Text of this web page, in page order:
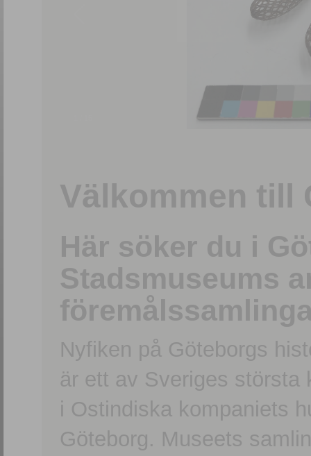
Välkommen till
Här söker du i
Stadsmuseums
Nyfiken på Göteborgs
är ett av Sveriges största
i Ostindiska kompaniets
Göteborg. Museets